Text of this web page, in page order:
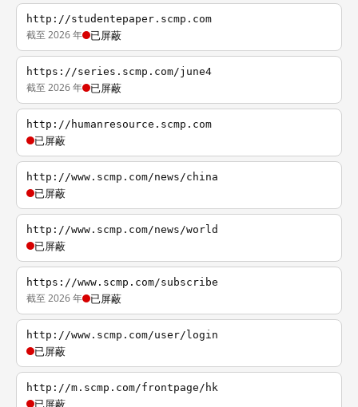
http://studentepaper.scmp.com
截至 2026 年 已屏蔽
https://series.scmp.com/june4
截至 2026 年 已屏蔽
http://humanresource.scmp.com
已屏蔽
http://www.scmp.com/news/china
已屏蔽
http://www.scmp.com/news/world
已屏蔽
https://www.scmp.com/subscribe
截至 2026 年 已屏蔽
http://www.scmp.com/user/login
已屏蔽
http://m.scmp.com/frontpage/hk
已屏蔽